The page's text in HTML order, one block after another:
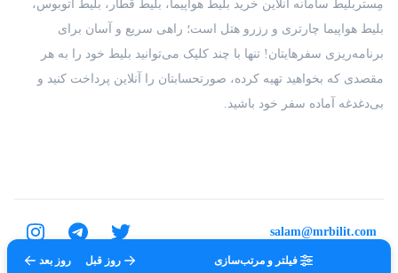
فیلتر و مرتب‌سازی روز قبل روز بعد
درباره ما
مِستربلیط سامانه آنلاین خرید بلیط هواپیما، بلیط قطار، بلیط اتوبوس،
بلیط هواپیما چارتری و رزرو هتل است؛ راهی سریع و آسان برای
برنامه‌ریزی سفرهایتان! تنها با چند کلیک می‌توانید بلیط خود را به هر
مقصدی که بخواهید تهیه کرده، صورتحسابتان را آنلاین پرداخت کنید و
بی‌دغدغه آماده سفر خود باشید.
تمامی حقوق برای شرکت عتیق گشت اصفهان محفوظ است.
salam@mrbilit.com